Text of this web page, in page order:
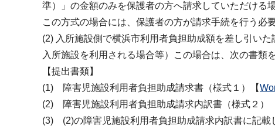
準）」の金額のみを保護者の方へ請求していただける
この方式の場合には、保護者の方が請求手続を行う必
(2) 入所施設側で横浜市利用者負担助成額を差し引い
入所施設を利用される場合等）この場合は、次の書類
【提出書類】
(1) 障害児施設利用者負担助成請求書（様式１）【
(2) 障害児施設利用者負担助成請求内訳書（様式２）
(3) (2)の障害児施設利用者負担助成請求内訳書に記載